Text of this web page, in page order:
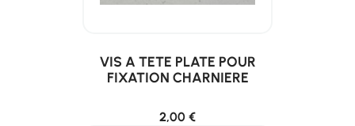
VIS A TETE PLATE POUR
FIXATION CHARNIERE
2,00 €